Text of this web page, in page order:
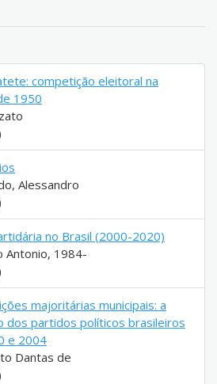
competição eleitoral na
1950
Alessandro
no Brasil (2000-2020)
Antonio, 1984-
majoritárias municipais: a
dos partidos políticos brasileiros
e 2004
Dantas de